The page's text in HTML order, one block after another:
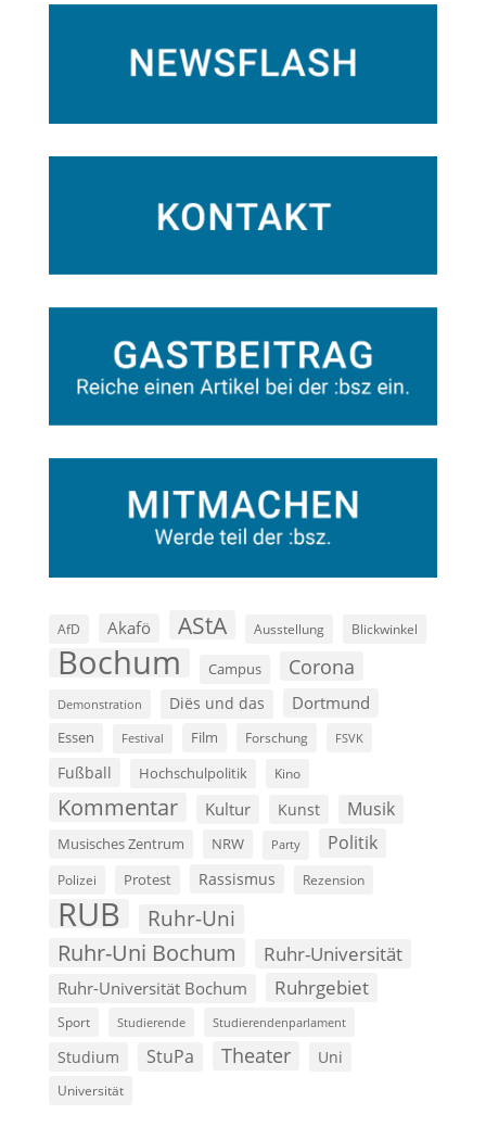
AfD Akafö AStA Ausstellung Blickwinkel
Bochum Campus Corona
Demonstration Diës und das Dortmund
Essen Festival Film Forschung FSVK
Fußball Hochschulpolitik Kino
Kommentar Kultur Kunst Musik
Musisches Zentrum NRW Party Politik
Polizei Protest Rassismus Rezension
RUB Ruhr-Uni
Ruhr-Uni Bochum Ruhr-Universität
Ruhr-Universität Bochum Ruhrgebiet
Sport Studierende Studierendenparlament
Studium StuPa Theater Uni
Universität